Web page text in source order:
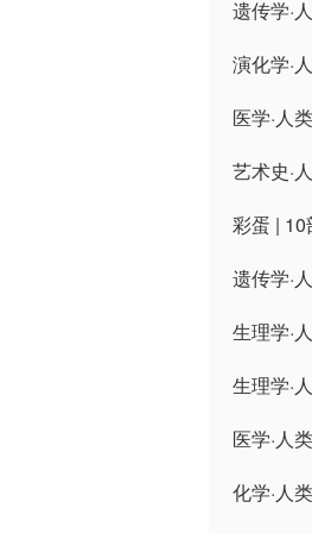
遗传学·
演化学·
医学·人
艺术史·
彩蛋 |
遗传学·
生理学·
生理学·
医学·人
化学·人